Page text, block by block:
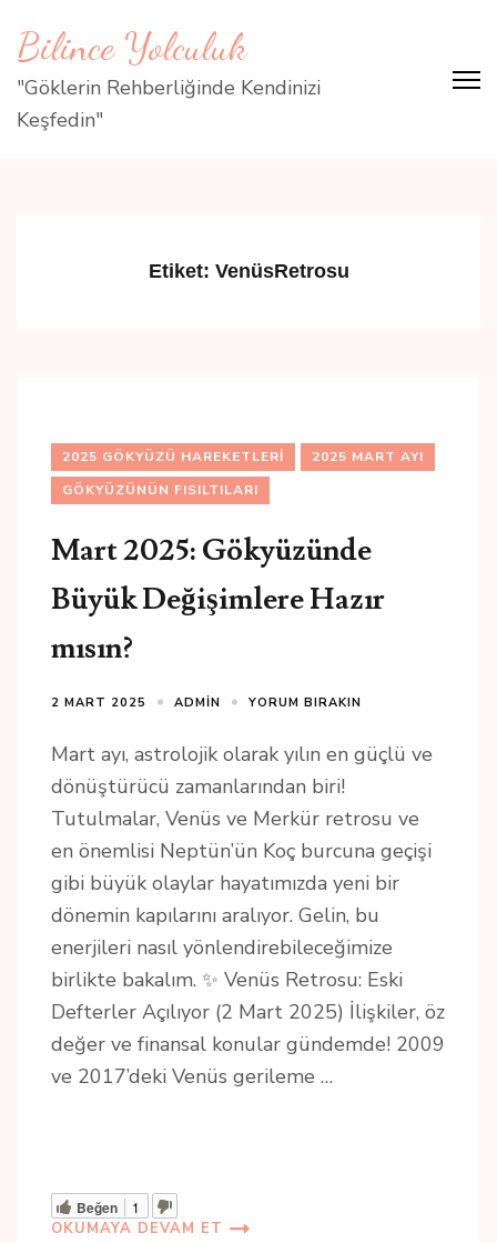
atla
(Enter
tuşuna
Bilince Yolculuk
"Göklerin Rehberliğinde Kendinizi
Keşfedin"
Etiket: VenüsRetrosu
2025 GÖKYÜZÜ HAREKETLERI
2025 MART AYI
GÖKYÜZÜNÜN FISILTILARI
Mart 2025: Gökyüzünde
Büyük Değişimlere Hazır
mısın?
2 MART 2025 ADMIN YORUM BIRAKIN
Mart ayı, astrolojik olarak yılın en güçlü ve
dönüştürücü zamanlarından biri!
Tutulmalar, Venüs ve Merkür retrosu ve
en önemlisi Neptün’ün Koç burcuna geçişi
gibi büyük olaylar hayatımızda yeni bir
dönemin kapılarını aralıyor. Gelin, bu
enerjileri nasıl yönlendirebileceğimize
birlikte bakalım. ✨ Venüs Retrosu: Eski
Defterler Açılıyor (2 Mart 2025) İlişkiler, öz
değer ve finansal konular gündemde! 2009
ve 2017’deki Venüs gerileme …
Beğen 1
OKUMAYA DEVAM ET